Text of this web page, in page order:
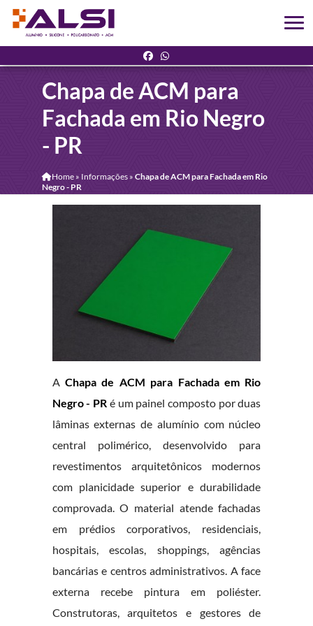
Chapa de ACM para
Fachada em Rio Negro
- PR
Home» Informações » Chapa de ACM para Fachada em Rio
Negro - PR
AChapa de ACM para Fachada em Rio
Negro - PR é um painel composto por duas
lâminas externas de alumínio com núcleo
central polimérico, desenvolvido para
revestimentos arquitetônicos modernos
com planicidade superior e durabilidade
comprovada. O material atende fachadas
em prédios corporativos, residenciais,
hospitais, escolas, shoppings, agências
bancárias e centros administrativos. A face
externa recebe pintura em poliéster.
Construtoras, arquitetos e gestores de